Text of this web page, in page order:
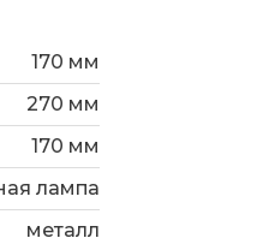
170 мм
270 мм
170 мм
лампа
металл